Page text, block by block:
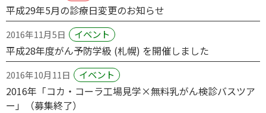
ュ
ー
へ
道
が
ん
協
会
稿
一
覧
平成29年5月の診療日変更のお知らせ
2016年11月5日 イベント
平成28年度がん予防学級 (札幌) を開催しました
2016年10月11日 イベント
2016年「コカ・コーラ工場見学×無料乳がん検診バスツア
ー」（募集終了）